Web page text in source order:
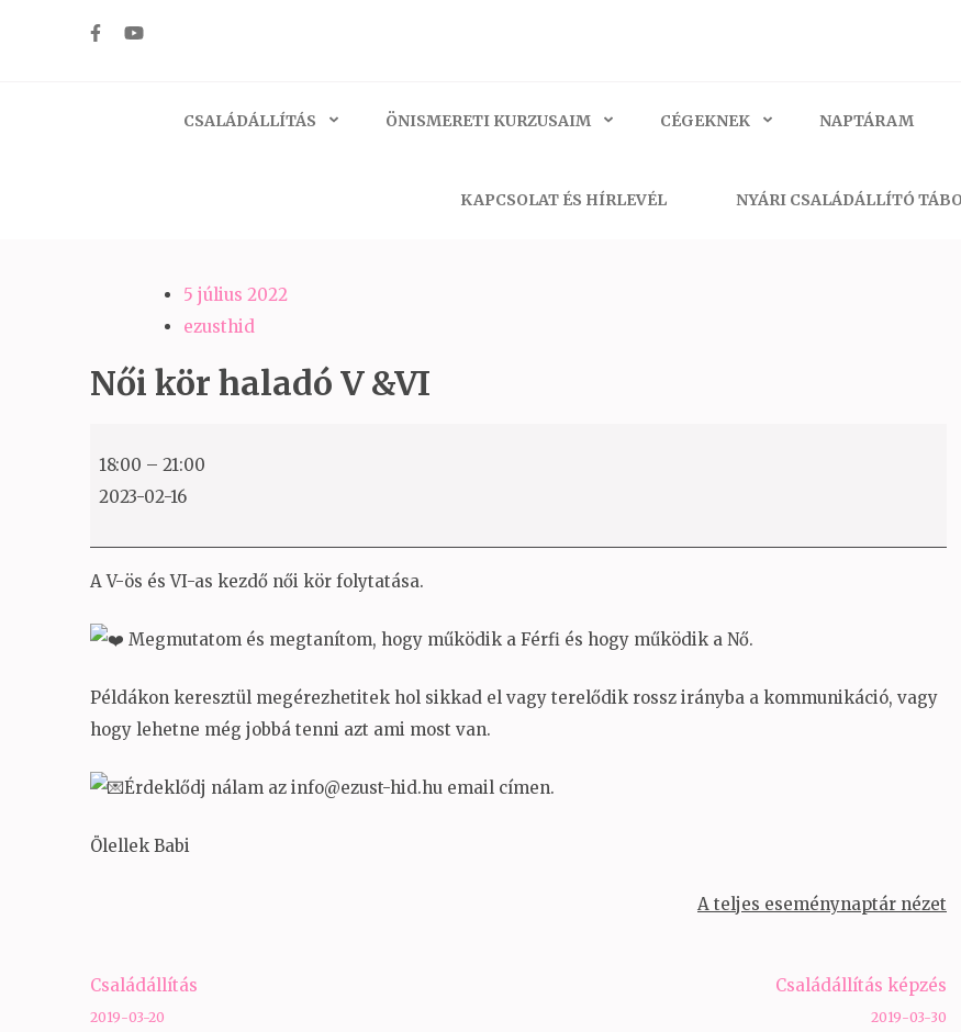
CSALÁDÁLLÍTÁS ÖNISMERETI KURZUSAIM CÉGEKNEK NAPTÁRAM
KAPCSOLAT ÉS HÍRLEVÉL NYÁRI CSALÁDÁLLÍTÓ
5 július 2022
ezusthid
Női kör haladó V &VI
kör
haladó
18:00 – 21:00
2023-02-16
A V-ös és VI-as kezdő női kör folytatása.
Megmutatom és megtanítom, hogy működik a Férfi és hogy működik a Nő.
Példákon keresztül megérezhetitek hol sikkad el vagy terelődik rossz irányba a kommunikáció, vagy
hogy lehetne még jobbá tenni azt ami most van.
Érdeklődj nálam az info@ezust-hid.hu email címen.
Ölellek Babi
A teljes eseménynaptár nézet
Bejegyzés
navigáció
Családállítás
2019-03-20
Családállítás képzés
2019-03-30